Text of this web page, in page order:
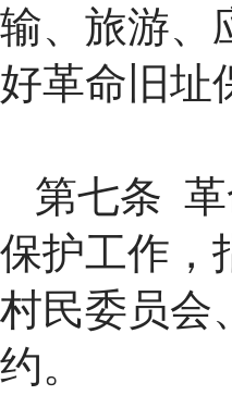
输、旅游、
好革命旧址
第七条 革
保护工作，
村民委员会
约。